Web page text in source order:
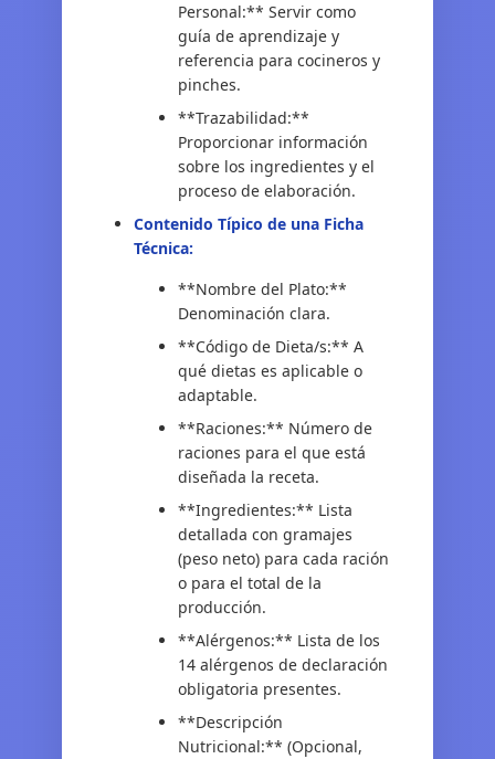
Personal:** Servir como
guía de aprendizaje y
referencia para cocineros y
pinches.
**Trazabilidad:**
Proporcionar información
sobre los ingredientes y el
proceso de elaboración.
Contenido Típico de una Ficha
Técnica:
**Nombre del Plato:**
Denominación clara.
**Código de Dieta/s:** A
qué dietas es aplicable o
adaptable.
**Raciones:** Número de
raciones para el que está
diseñada la receta.
**Ingredientes:** Lista
detallada con gramajes
(peso neto) para cada ración
o para el total de la
producción.
**Alérgenos:** Lista de los
14 alérgenos de declaración
obligatoria presentes.
**Descripción
Nutricional:** (Opcional,